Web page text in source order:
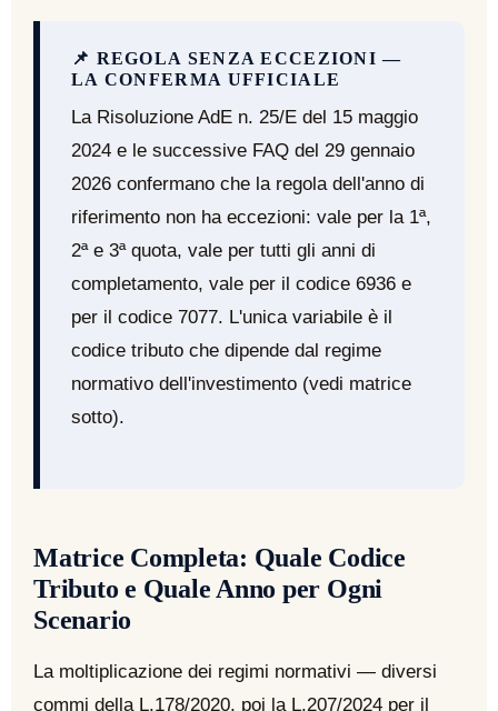
📌 REGOLA SENZA ECCEZIONI —
LA CONFERMA UFFICIALE
La Risoluzione AdE n. 25/E del 15 maggio
2024 e le successive FAQ del 29 gennaio
2026 confermano che la regola dell'anno di
riferimento non ha eccezioni: vale per la 1ª,
2ª e 3ª quota, vale per tutti gli anni di
completamento, vale per il codice 6936 e
per il codice 7077. L'unica variabile è il
codice tributo che dipende dal regime
normativo dell'investimento (vedi matrice
sotto).
Matrice Completa: Quale Codice
Tributo e Quale Anno per Ogni
Scenario
La moltiplicazione dei regimi normativi — diversi
commi della L.178/2020, poi la L.207/2024 per il